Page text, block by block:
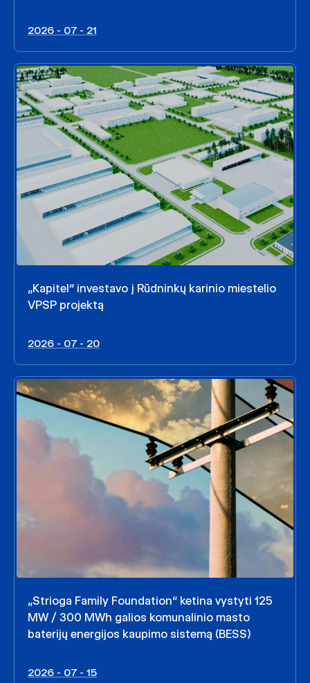
2026 - 07 - 21
„Kapitel“ investavo į Rūdninkų karinio miestelio
VPSP projektą
2026 - 07 - 20
„Strioga Family Foundation“ ketina vystyti 125
MW / 300 MWh galios komunalinio masto
baterijų energijos kaupimo sistemą (BESS)
2026 - 07 - 15